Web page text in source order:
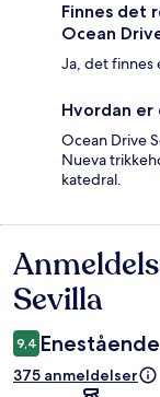
Finnes det
Ocean
Ja, det finnes
Hvordan er
Ocean Drive
Nueva
katedral.
Sevilla
9,4 Enestående
375 anmeldelser